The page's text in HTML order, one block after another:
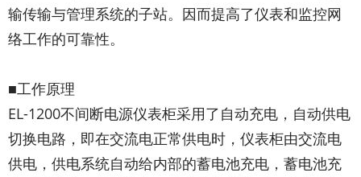
输传输与管理系统的子站。因而提高了仪表和监控网
络工作的可靠性。
■工作原理
EL-1200不间断电源仪表柜采用了自动充电，自动供电
切换电路，即在交流电正常供电时，仪表柜由交流电
供电，供电系统自动给内部的蓄电池充电，蓄电池充